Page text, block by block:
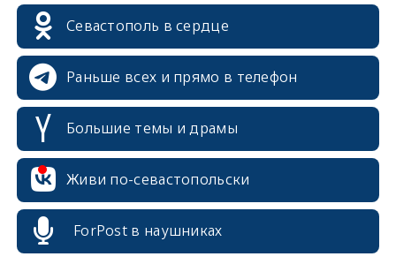
Севастополь в сердце
Раньше всех и прямо в телефон
Большие темы и драмы
Живи по-севастопольски
ForPost в наушниках
erid: 2SDnjcrDNw6